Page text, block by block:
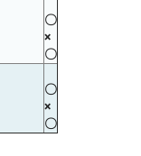
〇
×
〇
〇
×
〇